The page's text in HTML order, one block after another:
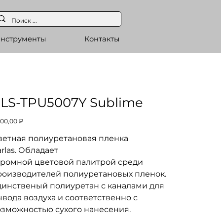
Контакты
TPU5007Y Sublime
₽
полиуретановая пленка
Обладает
цветовой палитрой среди
полиуретановых пленок.
полиуретан с каналами для
воздуха и соответственно с
сухого нанесения.